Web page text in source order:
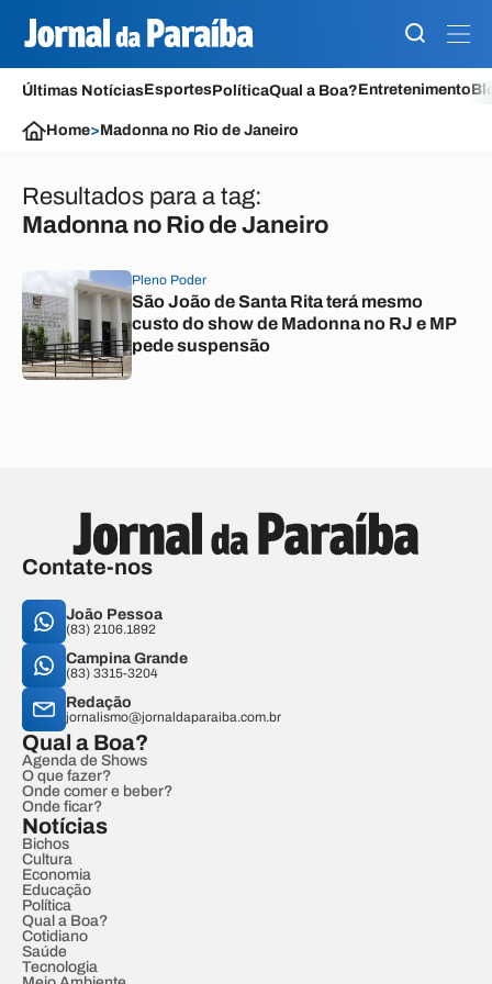
Últimas NotíciasEsportesPolíticaQual a Boa?Entretenimento
Home>Madonna no Rio de Janeiro
Resultados para a tag:
Madonna no Rio de Janeiro
Pleno Poder
São João de Santa Rita terá mesmo
custo do show de Madonna no RJ e MP
pede suspensão
Contate-nos
João Pessoa
(83) 2106.1892
Campina Grande
(83) 3315-3204
Redação
jornalismo@jornaldaparaiba.com.br
Qual a Boa?
Agenda de Shows
O que fazer?
Onde comer e beber?
Onde ficar?
Notícias
Bichos
Cultura
Economia
Educação
Política
Qual a Boa?
Cotidiano
Saúde
Tecnologia